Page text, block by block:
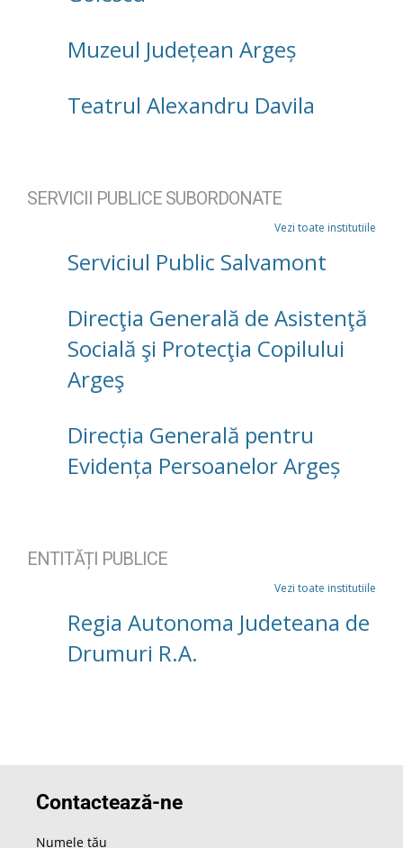
Muzeul Județean Argeș
Teatrul Alexandru Davila
SERVICII PUBLICE SUBORDONATE
Vezi toate institutiile
Serviciul Public Salvamont
Direcţia Generală de Asistenţă
Socială şi Protecţia Copilului
Argeş
Direcția Generală pentru
Evidența Persoanelor Argeș
ENTITĂȚI PUBLICE
Vezi toate institutiile
Regia Autonoma Judeteana de
Drumuri R.A.